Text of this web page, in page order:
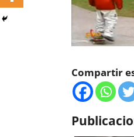
Compartir